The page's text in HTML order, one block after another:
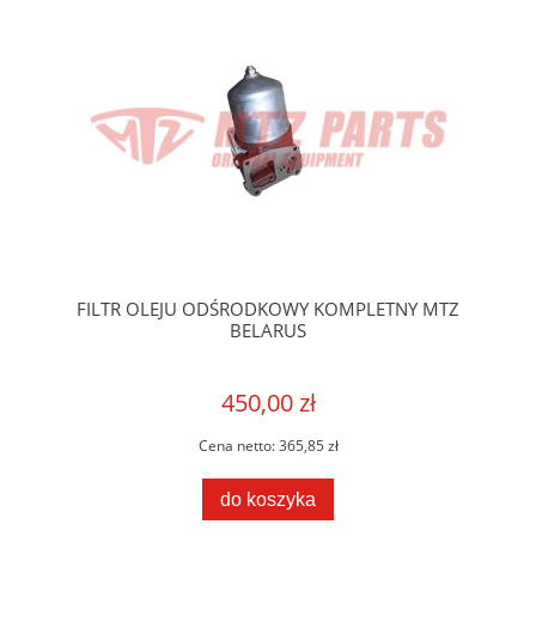
FILTR OLEJU ODŚRODKOWY KOMPLETNY MTZ
BELARUS
450,00 zł
Cena netto:365,85 zł
do koszyka